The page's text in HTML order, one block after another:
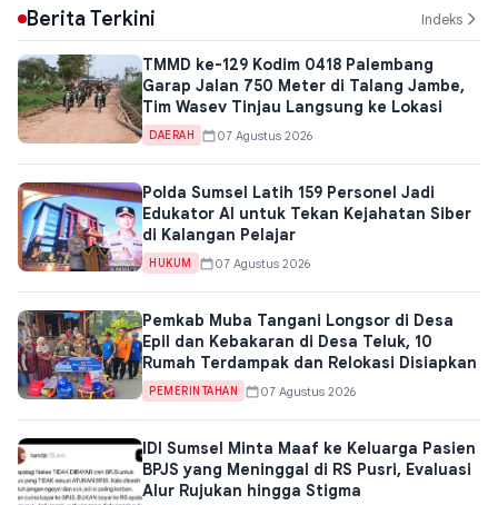
Berita Terkini Indeks
TMMD ke-129 Kodim 0418 Palembang
Garap Jalan 750 Meter di Talang Jambe,
Tim Wasev Tinjau Langsung ke Lokasi
DAERAH 07 Agustus 2026
Polda Sumsel Latih 159 Personel Jadi
Edukator AI untuk Tekan Kejahatan Siber
di Kalangan Pelajar
HUKUM 07 Agustus 2026
Pemkab Muba Tangani Longsor di Desa
Epil dan Kebakaran di Desa Teluk, 10
Rumah Terdampak dan Relokasi Disiapkan
PEMERINTAHAN 07 Agustus 2026
IDI Sumsel Minta Maaf ke Keluarga Pasien
BPJS yang Meninggal di RS Pusri, Evaluasi
Alur Rujukan hingga Stigma